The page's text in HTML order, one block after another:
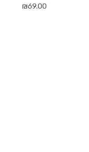
מחיר
₪69.00